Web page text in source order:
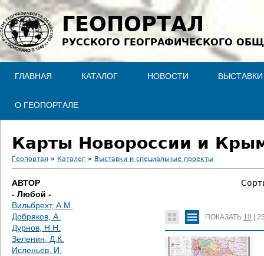
Jump to navigation
ГЕОПОРТАЛ
РУССКОГО ГЕОГРАФИЧЕСКОГО
ГЛАВНАЯ КАТАЛОГ НОВОСТИ ВЫСТАВКИ
О ГЕОПОРТАЛЕ
Карты Новороссии и
В
ы
з
д
Геопортал » Каталог » Выставки и специальные проекты
АВТОР
- Любой -
Вильбрехт, А.М.
Добряков, А.
Дурнов, Н.Н.
Зеленин, Д.К.
Исленьев, И.
ПОКАЗАТЬ 10